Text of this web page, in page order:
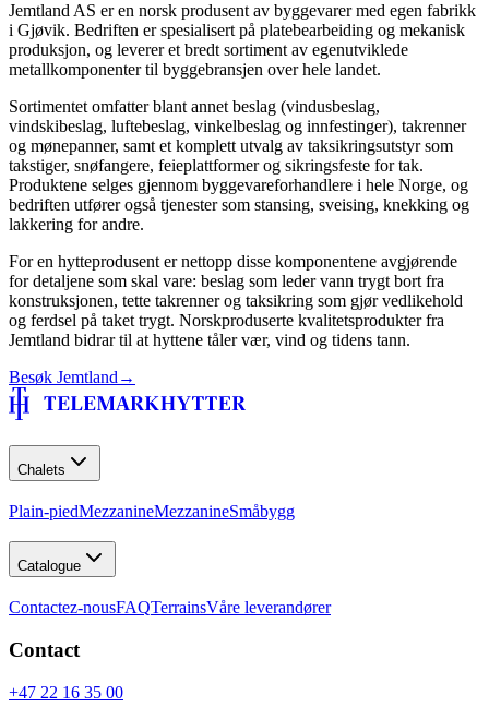
Jemtland AS er en norsk produsent av byggevarer med egen fabrikk
i Gjøvik. Bedriften er spesialisert på platebearbeiding og mekanisk
produksjon, og leverer et bredt sortiment av egenutviklede
metallkomponenter til byggebransjen over hele landet.
Sortimentet omfatter blant annet beslag (vindusbeslag,
vindskibeslag, luftebeslag, vinkelbeslag og innfestinger), takrenner
og mønepanner, samt et komplett utvalg av taksikringsutstyr som
takstiger, snøfangere, feieplattformer og sikringsfeste for tak.
Produktene selges gjennom byggevareforhandlere i hele Norge, og
bedriften utfører også tjenester som stansing, sveising, knekking og
lakkering for andre.
For en hytteprodusent er nettopp disse komponentene avgjørende
for detaljene som skal vare: beslag som leder vann trygt bort fra
konstruksjonen, tette takrenner og taksikring som gjør vedlikehold
og ferdsel på taket trygt. Norskproduserte kvalitetsprodukter fra
Jemtland bidrar til at hyttene tåler vær, vind og tidens tann.
Besøk Jemtland →
Chalets
Plain-piedMezzanineMezzanineSmåbygg
Catalogue
Contactez-nousFAQTerrainsVåre leverandører
Contact
+47 22 16 35 00